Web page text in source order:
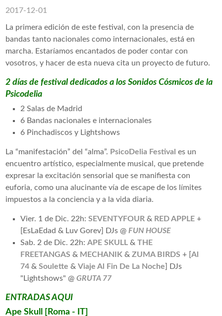
2017-12-01
La primera edición de este festival, con la presencia de
bandas tanto nacionales como internacionales, está en
marcha. Estaríamos encantados de poder contar con
vosotros, y hacer de esta nueva cita un proyecto de futuro.
2 días de festival dedicados a los Sonidos Cósmicos de la
Psicodelia
2 Salas de Madrid
6 Bandas nacionales e internacionales
6 Pinchadiscos y Lightshows
La “manifestación” del “alma”. PsicoDelia Festival es un
encuentro artístico, especialmente musical, que pretende
expresar la excitación sensorial que se manifiesta con
euforia, como una alucinante vía de escape de los límites
impuestos a la conciencia y a la vida diaria.
Vier. 1 de Dic. 22h:SEVENTYFOUR & RED APPLE +
[EsLaEdad & Luv Gorev] DJs @FUN HOUSE
Sab. 2 de Dic. 22h:APE SKULL &THE
FREETANGAS & MECHANIK &ZUMA BIRDS + [Al
74 &Soulette &Viaje Al Fin De La Noche ] DJs
"Lightshows" @GRUTA 77
ENTRADAS AQUI
Ape Skull [Roma - IT]